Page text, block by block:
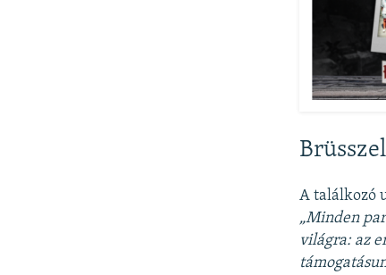
A találkozó
„Minden
világra: az